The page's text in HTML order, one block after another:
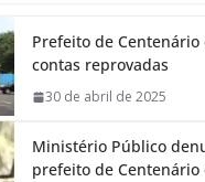
Prefeito de Centenário
contas reprovadas
30 de abril de 2025
Ministério Público
prefeito de Centenário